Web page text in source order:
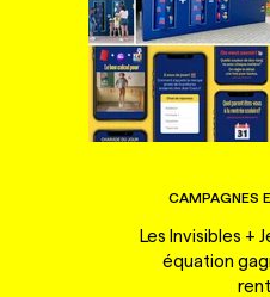
CAMPAGNES
Les Invisibles +
équation